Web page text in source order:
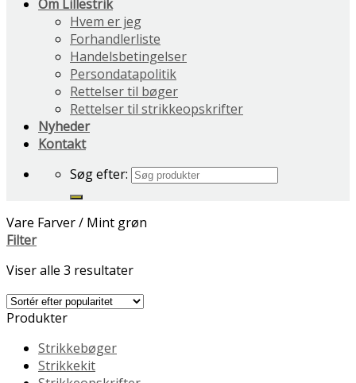
Om Lillestrik
Hvem er jeg
Forhandlerliste
Handelsbetingelser
Persondatapolitik
Rettelser til bøger
Rettelser til strikkeopskrifter
Nyheder
Kontakt
Søg efter:
Vare Farver/ Mint grøn
Filter
Viser alle 3 resultater
Produkter
Strikkebøger
Strikkekit